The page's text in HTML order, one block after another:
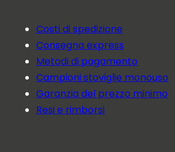
Costi di spedizione
Consegna express
Metodi di pagamento
Campioni stoviglie monouso
Garanzia del prezzo minimo
Resi e rimborsi